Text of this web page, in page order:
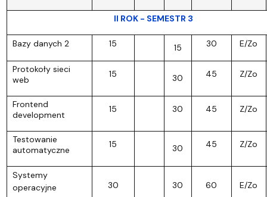
II ROK - SEMESTR 3
Bazy danych 2 15 15 30 E/Zo
Protokoły sieci
web
15 30 45 Z/Zo
Frontend
development
15 30 45 Z/Zo
Testowanie
automatyczne
15 30 45 Z/Zo
Systemy
operacyjne
30 30 60 E/Zo